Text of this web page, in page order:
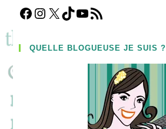
Facebook
Instagram
X TikTokYouTube
Flux RSS
QUELLE BLOGUEUSE JE SUIS ?